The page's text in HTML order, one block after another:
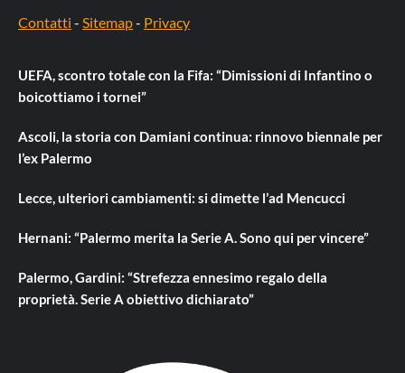
Contatti - Sitemap- Privacy
UEFA, scontro totale con la Fifa: “Dimissioni di Infantino o
boicottiamo i tornei”
Ascoli, la storia con Damiani continua: rinnovo biennale per
l’ex Palermo
Lecce, ulteriori cambiamenti: si dimette l’ad Mencucci
Hernani: “Palermo merita la Serie A. Sono qui per vincere”
Palermo, Gardini: “Strefezza ennesimo regalo della
proprietà. Serie A obiettivo dichiarato”